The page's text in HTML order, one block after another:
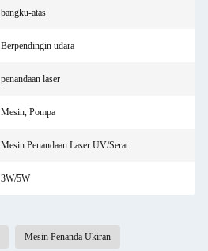
bangku-atas
Berpendingin udara
penandaan laser
Mesin, Pompa
Mesin Penandaan Laser UV/Serat
3W/5W
Mesin Penanda Ukiran